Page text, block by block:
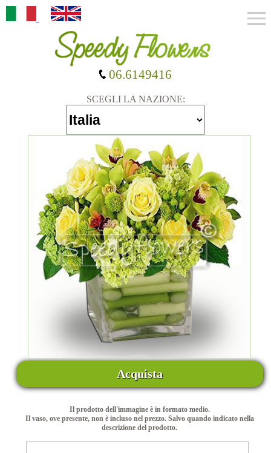
SCEGLI LA NAZIONE:
06.6149416
Acquista
Il prodotto dell'immagine è in formato medio.
Il vaso, ove presente, non è incluso nel prezzo. Salvo quando indicato nella
descrizione del prodotto.